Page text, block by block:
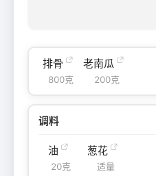
排骨
800克
老南瓜
200克
调料
油
20克
葱花
适量